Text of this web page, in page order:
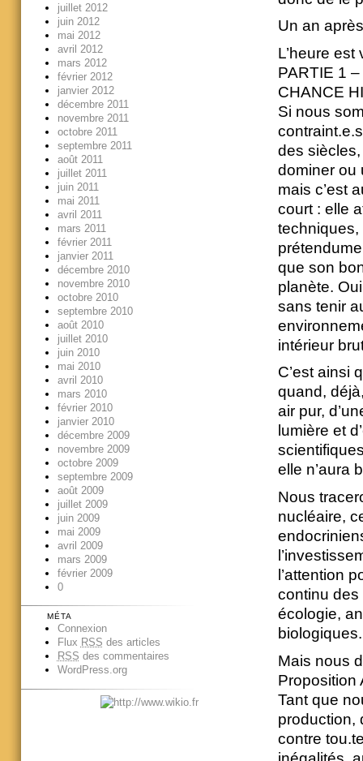
Un an
L’heure est
PARTIE 1
CHANCE
Si nous
des
dominer ou
mais c’est
court : elle
que son
planète.
sans tenir
intérieur
C’est ainsi
quand,
air pur,
lumière et
elle n’aura
Nous
nucléaire,
l’attention
continu des
écologie,
biologiques.
Mais nous
Proposition
Tant que
production,
contre
juillet 2012
juin 2012
mai 2012
avril 2012
mars 2012
février 2012
janvier 2012
décembre 2011
novembre 2011
octobre 2011
septembre 2011
août 2011
juillet 2011
juin 2011
mai 2011
avril 2011
mars 2011
février 2011
janvier 2011
décembre 2010
novembre 2010
octobre 2010
septembre 2010
août 2010
juillet 2010
juin 2010
mai 2010
avril 2010
mars 2010
février 2010
janvier 2010
décembre 2009
novembre 2009
octobre 2009
septembre 2009
août 2009
juillet 2009
juin 2009
mai 2009
avril 2009
mars 2009
février 2009
0
MÉTA
Connexion
Flux RSS des articles
RSS des commentaires
WordPress.org